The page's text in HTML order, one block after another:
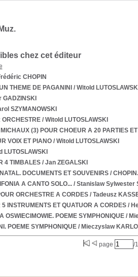
chez cet éditeur
CHOPIN
THEME DE PAGANINI / Witold LUTOSLAWSKI
SZYMANOWSKI
ORCHESTRE/ Witold LUTOSLAWSKI
(3) POUR CHOEUR A 20 PARTIES
VOIX ET PIANO/ Witold LUTOSLAWSKI
LUTOSLAWSKI
4 TIMBALES/ Jan ZEGALSKI
DOCUMENTS ET SOUVENIRS/
A CANTO SOLO.../ Stanislaw Sylwester
ORCHESTRE A CORDES/ Tadeusz
INSTRUMENTS ET QUATUOR A CORDES/
OSWIECIMOWIE. POEME SYMPHONIQUE/
POEME SYMPHONIQUE/ Mieczyslaw
page /